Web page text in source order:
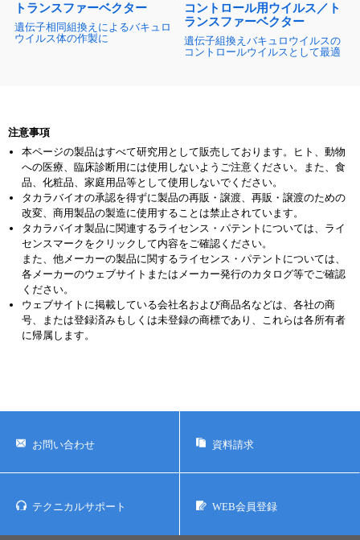
トランスファーベクター
遺伝子相同組換えによるバキュロ
ウイルス体の作製に
コントロール用ウイルス／ト
ランスファーベクター
遺伝子組換えバキュロウイルスの
コントロールウイルスとして最適
注意事項
本ページの製品はすべて研究用として販売しております。ヒト、動物
への医療、臨床診断用には使用しないようご注意ください。また、食
品、化粧品、家庭用品等として使用しないでください。
タカラバイオの承認を得ずに製品の再販・譲渡、再販・譲渡のための
改変、商用製品の製造に使用することは禁止されています。
タカラバイオ製品に関連するライセンス・パテントについては、ライ
センスマークをクリックして内容をご確認ください。
また、他メーカーの製品に関するライセンス・パテントについては、
各メーカーのウェブサイトまたはメーカー発行のカタログ等でご確認
ください。
ウェブサイトに掲載している会社名および商品名などは、各社の商
号、または登録済みもしくは未登録の商標であり、これらは各所有者
に帰属します。
お問い合わせ 資料請求
テクニカルサポート WEB会員登録